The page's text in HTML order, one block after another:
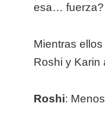
esa… fuerza?
Mientras
Roshi y Karin
Roshi: